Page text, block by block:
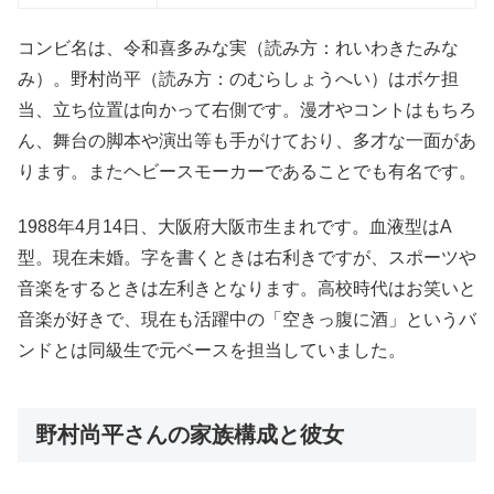
コンビ名は、令和喜多みな実（読み方：れいわきたみな
み）。野村尚平（読み方：のむらしょうへい）はボケ担
当、立ち位置は向かって右側です。漫才やコントはもちろ
ん、舞台の脚本や演出等も手がけており、多才な一面があ
ります。またヘビースモーカーであることでも有名です。
1988年4月14日、大阪府大阪市生まれです。血液型はA
型。現在未婚。字を書くときは右利きですが、スポーツや
音楽をするときは左利きとなります。高校時代はお笑いと
音楽が好きで、現在も活躍中の「空きっ腹に酒」というバ
ンドとは同級生で元ベースを担当していました。
野村尚平さんの家族構成と彼女